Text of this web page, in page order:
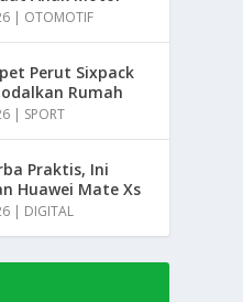
| OTOMOTIF
Perut Sixpack
Rumah
| SPORT
Praktis, Ini
Huawei Mate Xs
| DIGITAL